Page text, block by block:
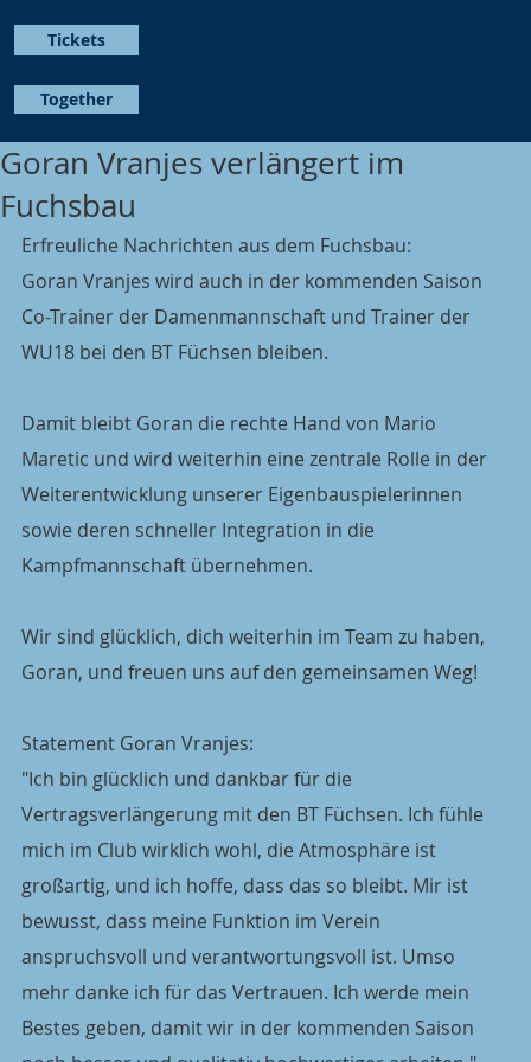
Together
Tickets
Goran Vranjes verlängert im
Fuchsbau
Erfreuliche Nachrichten aus dem Fuchsbau:
Goran Vranjes wird auch in der kommenden Saison
Co-Trainer der Damenmannschaft und Trainer der
WU18 bei den BT Füchsen bleiben.
Damit bleibt Goran die rechte Hand von Mario
Maretic und wird weiterhin eine zentrale Rolle in der
Weiterentwicklung unserer Eigenbauspielerinnen
sowie deren schneller Integration in die
Kampfmannschaft übernehmen.
Wir sind glücklich, dich weiterhin im Team zu haben,
Goran, und freuen uns auf den gemeinsamen Weg!
Statement Goran Vranjes:
"Ich bin glücklich und dankbar für die
Vertragsverlängerung mit den BT Füchsen. Ich fühle
mich im Club wirklich wohl, die Atmosphäre ist
großartig, und ich hoffe, dass das so bleibt. Mir ist
bewusst, dass meine Funktion im Verein
anspruchsvoll und verantwortungsvoll ist. Umso
mehr danke ich für das Vertrauen. Ich werde mein
Bestes geben, damit wir in der kommenden Saison